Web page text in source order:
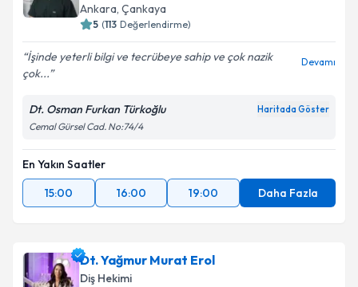
Ankara, Çankaya
5 (113 Değerlendirme)
İşinde yeterli bilgi ve tecrübeye sahip ve çok nazik
çok...
Devamı
Dt. Osman Furkan Türkoğlu Haritada Göster
Cemal Gürsel Cad. No:74/4
En Yakın Saatler
15:00
16:00 19:00 Daha Fazla
Dt. Yağmur Murat Erol
Diş Hekimi